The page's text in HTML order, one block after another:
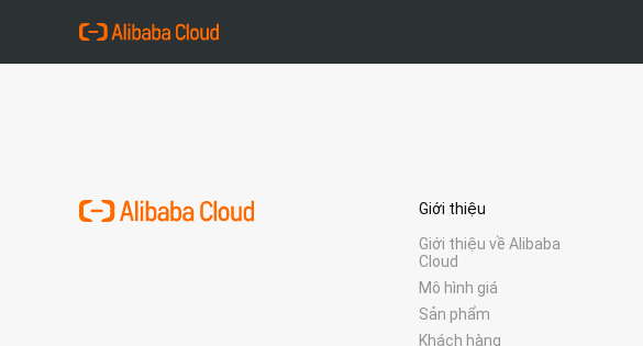
Giới thiệu
Giới thiệu về Alibaba
Cloud
Mô hình giá
Sản phẩm
Khách hàng